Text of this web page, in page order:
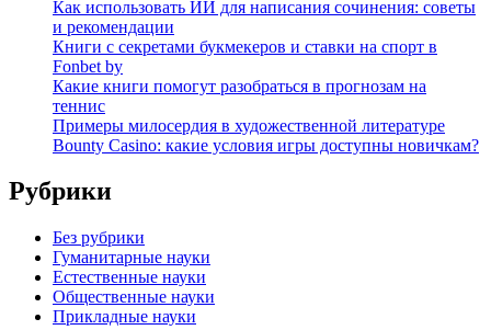
Как использовать ИИ для написания сочинения: советы
и рекомендации
Книги с секретами букмекеров и ставки на спорт в
Fonbet by
Какие книги помогут разобраться в прогнозам на
теннис
Примеры милосердия в художественной литературе
Bounty Casino: какие условия игры доступны новичкам?
Рубрики
Без рубрики
Гуманитарные науки
Естественные науки
Общественные науки
Прикладные науки